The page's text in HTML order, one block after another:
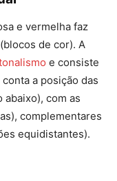
e vermelha faz
de cor). A
e consiste
a posição das
com as
complementares
equidistantes).